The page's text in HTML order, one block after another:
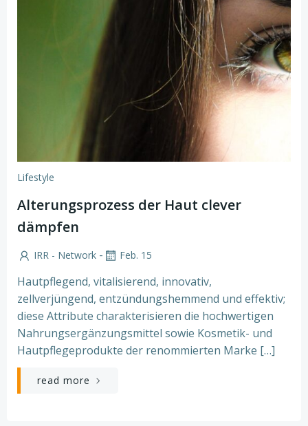
Lifestyle
Alterungsprozess der Haut clever
dämpfen
IRR - Network - Feb. 15
Hautpflegend, vitalisierend, innovativ,
zellverjüngend, entzündungshemmend und effektiv;
diese Attribute charakterisieren die hochwertigen
Nahrungsergänzungsmittel sowie Kosmetik- und
Hautpflegeprodukte der renommierten Marke […]
read more